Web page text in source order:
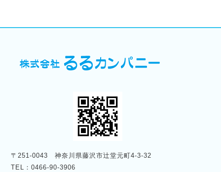
〒251-0043 神奈川県藤沢市辻堂元町4-3-32
TEL：0466-90-3906